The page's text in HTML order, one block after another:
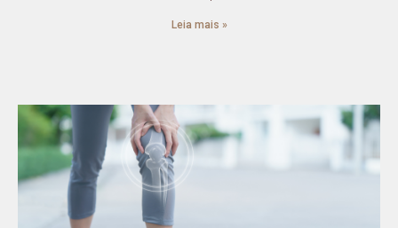
Leia mais »